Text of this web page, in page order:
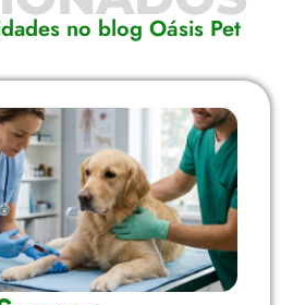
no blog Oásis Pet